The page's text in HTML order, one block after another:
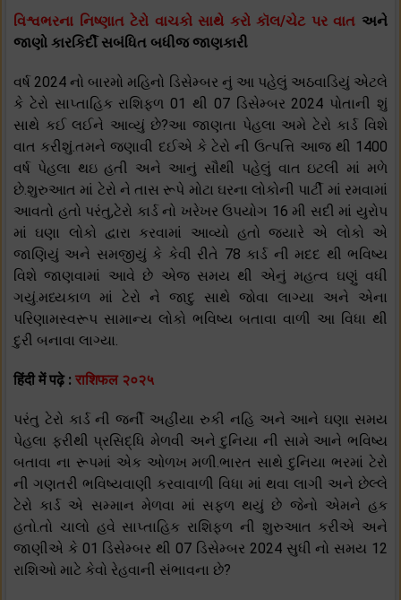
વિશ્વભરના નિષ્ણાત ટેરો વાચકો સાથે કરો કૉલ/ચેટ પર વાત અને
જાણો કારકિર્દી સબંધિત બધીજ જાણકારી
વર્ષ 2024 નો બારમો મહિનો ડિસેમ્બર નું આ પહેલું અઠવાડિયું એટલે
કે ટેરો સાપ્તાહિક રાશિફળ 01 થી 07 ડિસેમ્બર 2024 પોતાની શું
સાથે કઈ લઈને આવ્યું છે?આ જાણતા પેહલા અમે ટેરો કાર્ડ વિશે
વાત કરીશું.તમને જણાવી દઈએ કે ટેરો ની ઉત્પત્તિ આજ થી 1400
વર્ષ પેહલા થઇ હતી અને આનું સૌથી પહેલું વાત ઇટલી માં મળે
છે.શુરુઆત માં ટેરો ને તાસ રૂપે મોટા ઘરના લોકોની પાર્ટી માં રમવામાં
આવતો હતો પરંતુ,ટેરો કાર્ડ નો ખરેખર ઉપયોગ 16 મી સદી માં યુરોપ
માં ઘણા લોકો દ્વારા કરવામાં આવ્યો હતો જયારે એ લોકો એ
જાણિયું અને સમજીયું કે કેવી રીતે 78 કાર્ડ ની મદદ થી ભવિષ્ય
વિશે જાણવામાં આવે છે એજ સમય થી એનું મહત્વ ઘણું વધી
ગયું.મધ્યકાળ માં ટેરો ને જાદુ સાથે જોવા લાગ્યા અને એના
પરિણામસ્વરૂપ સામાન્ય લોકો ભવિષ્ય બતાવા વાળી આ વિધા થી
દુરી બનાવા લાગ્યા.
हिंदी में पढ़े : राशिफल २०२५
પરંતુ ટેરો કાર્ડ ની જર્ની અહીંયા રુકી નહિ અને આને ઘણા સમય
પેહલા ફરીથી પ્રસિદ્ધિ મેળવી અને દુનિયા ની સામે આને ભવિષ્ય
બતાવા ના રૂપમાં એક ઓળખ મળી.ભારત સાથે દુનિયા ભરમાં ટેરો
ની ગણતરી ભવિષ્યવાણી કરવાવાળી વિધા માં થવા લાગી અને છેલ્લે
ટેરો કાર્ડ એ સમ્માન મેળવા માં સફળ થયું છે જેનો એમને હક
હતો.તો ચાલો હવે સાપ્તાહિક રાશિફળ ની શુરુઆત કરીએ અને
જાણીએ કે 01 ડિસેમ્બર થી 07 ડિસેમ્બર 2024 સુધી નો સમય 12
રાશિઓ માટે કેવો રેહવાની સંભાવના છે?